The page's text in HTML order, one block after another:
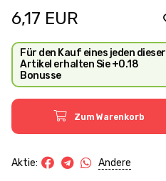
6,17 EUR
Für den Kauf eines jeden dieser
Artikel erhalten Sie +0.18
Bonusse
Zum Warenkorb
Aktie: Andere